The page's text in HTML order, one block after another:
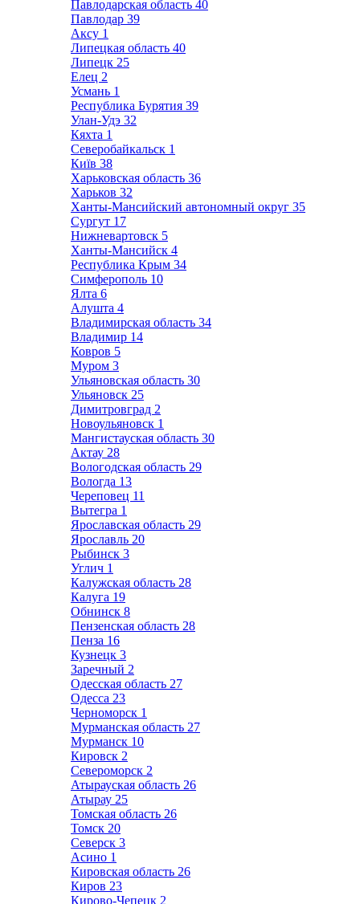
Павлодарская область 40
Павлодар 39
Аксу 1
Липецкая область 40
Липецк 25
Елец 2
Усмань 1
Республика Бурятия 39
Улан-Удэ 32
Кяхта 1
Северобайкальск 1
Київ 38
Харьковская область 36
Харьков 32
Ханты-Мансийский автономный округ 35
Сургут 17
Нижневартовск 5
Ханты-Мансийск 4
Республика Крым 34
Симферополь 10
Ялта 6
Алушта 4
Владимирская область 34
Владимир 14
Ковров 5
Муром 3
Ульяновская область 30
Ульяновск 25
Димитровград 2
Новоульяновск 1
Мангистауская область 30
Актау 28
Вологодская область 29
Вологда 13
Череповец 11
Вытегра 1
Ярославская область 29
Ярославль 20
Рыбинск 3
Углич 1
Калужская область 28
Калуга 19
Обнинск 8
Пензенская область 28
Пенза 16
Кузнецк 3
Заречный 2
Одесская область 27
Одесса 23
Черноморск 1
Мурманская область 27
Мурманск 10
Кировск 2
Североморск 2
Атырауская область 26
Атырау 25
Томская область 26
Томск 20
Северск 3
Асино 1
Кировская область 26
Киров 23
Кирово-Чепецк 2